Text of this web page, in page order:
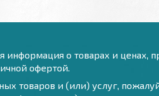
о товарах и ценах,
офертой.
товаров и (или) услуг,